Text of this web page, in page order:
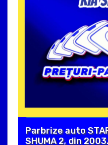
Parbrize auto
SHUMA 2, din